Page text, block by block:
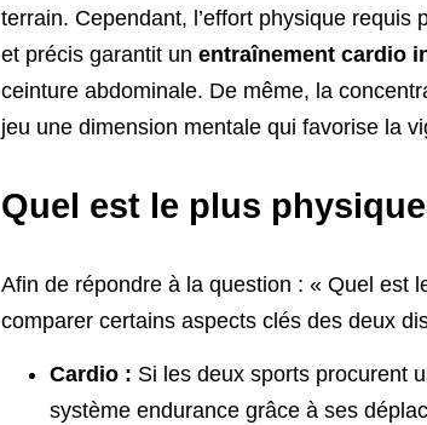
terrain. Cependant, l’effort physique
et précis garantit un entraînement cardio
ceinture abdominale. De même, la
jeu une dimension mentale qui favorise la
Quel est le plus
Afin de répondre à la question : « Quel est
comparer certains aspects clés des deux
Cardio : Si les deux sports procurent
système endurance grâce à ses